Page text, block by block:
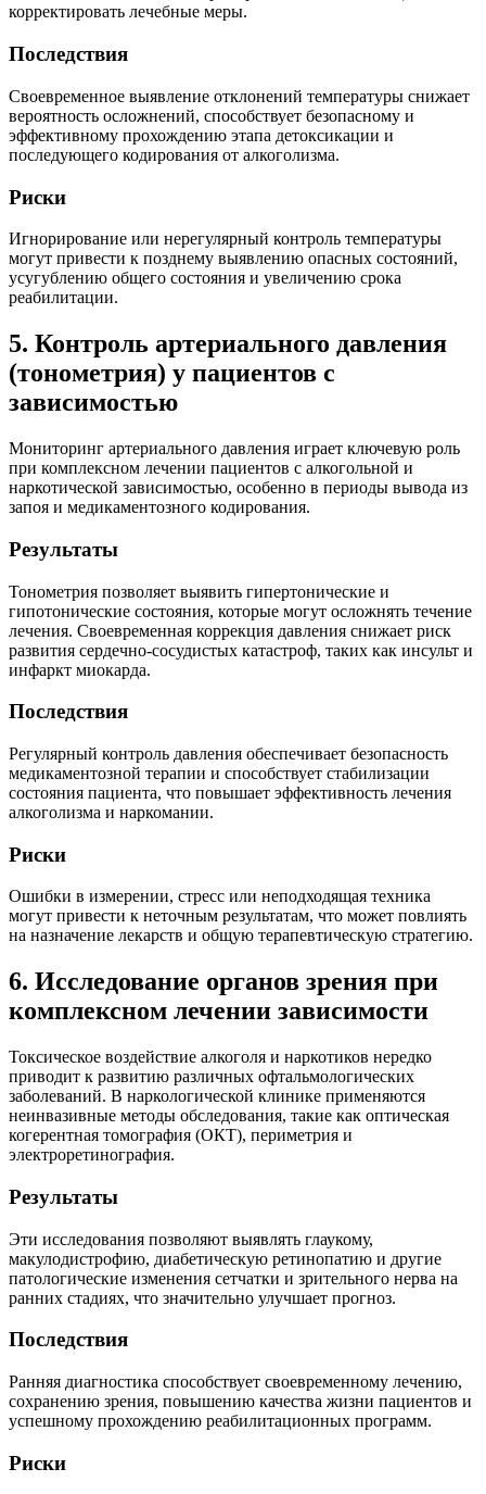
корректировать лечебные меры.
Последствия
Своевременное выявление отклонений температуры снижает
вероятность осложнений, способствует безопасному и
эффективному прохождению этапа детоксикации и
последующего кодирования от алкоголизма.
Риски
Игнорирование или нерегулярный контроль температуры
могут привести к позднему выявлению опасных состояний,
усугублению общего состояния и увеличению срока
реабилитации.
5. Контроль артериального давления
(тонометрия) у пациентов с
зависимостью
Мониторинг артериального давления играет ключевую роль
при комплексном лечении пациентов с алкогольной и
наркотической зависимостью, особенно в периоды вывода из
запоя и медикаментозного кодирования.
Результаты
Тонометрия позволяет выявить гипертонические и
гипотонические состояния, которые могут осложнять течение
лечения. Своевременная коррекция давления снижает риск
развития сердечно-сосудистых катастроф, таких как инсульт и
инфаркт миокарда.
Последствия
Регулярный контроль давления обеспечивает безопасность
медикаментозной терапии и способствует стабилизации
состояния пациента, что повышает эффективность лечения
алкоголизма и наркомании.
Риски
Ошибки в измерении, стресс или неподходящая техника
могут привести к неточным результатам, что может повлиять
на назначение лекарств и общую терапевтическую стратегию.
6. Исследование органов зрения при
комплексном лечении зависимости
Токсическое воздействие алкоголя и наркотиков нередко
приводит к развитию различных офтальмологических
заболеваний. В наркологической клинике применяются
неинвазивные методы обследования, такие как оптическая
когерентная томография (ОКТ), периметрия и
электроретинография.
Результаты
Эти исследования позволяют выявлять глаукому,
макулодистрофию, диабетическую ретинопатию и другие
патологические изменения сетчатки и зрительного нерва на
ранних стадиях, что значительно улучшает прогноз.
Последствия
Ранняя диагностика способствует своевременному лечению,
сохранению зрения, повышению качества жизни пациентов и
успешному прохождению реабилитационных программ.
Риски